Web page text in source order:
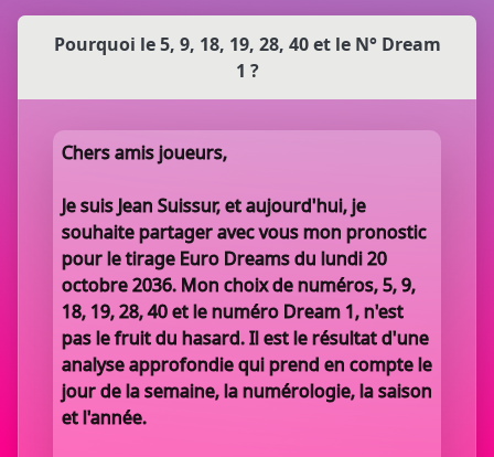
Pourquoi le 5, 9, 18, 19, 28, 40 et le N° Dream
1 ?
Chers amis joueurs,
Je suis Jean Suissur, et aujourd'hui, je
souhaite partager avec vous mon pronostic
pour le tirage Euro Dreams du lundi 20
octobre 2036. Mon choix de numéros, 5, 9,
18, 19, 28, 40 et le numéro Dream 1, n'est
pas le fruit du hasard. Il est le résultat d'une
analyse approfondie qui prend en compte le
jour de la semaine, la numérologie, la saison
et l'année.